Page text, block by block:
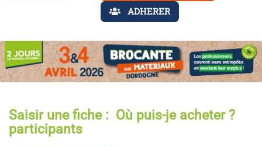
ADHERER
Saisir une fiche : Où puis-je acheter ?
participants